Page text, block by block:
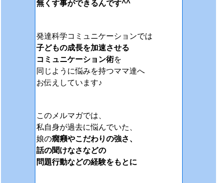
無くす事ができるんです^^
発達科学コミュニケーションでは
子どもの成長を加速させる
コミュニケーション術を
同じように悩みを持つママ達へ
お伝えしています♪
このメルマガでは、
私自身が過去に悩んでいた、
娘の癇癪やこだわりの強さ、
話の聞けなさなどの
問題行動などの経験をもとに